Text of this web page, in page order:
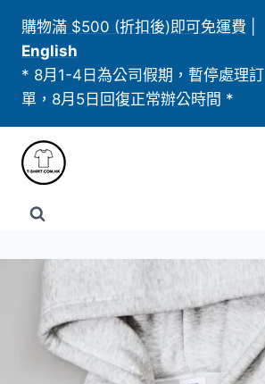
content
購物滿 $500 (折扣後)即可免運費
English
* 8月1-4日為公司假期，暫停處理訂
單，8月5日回復正常辦公時間 *